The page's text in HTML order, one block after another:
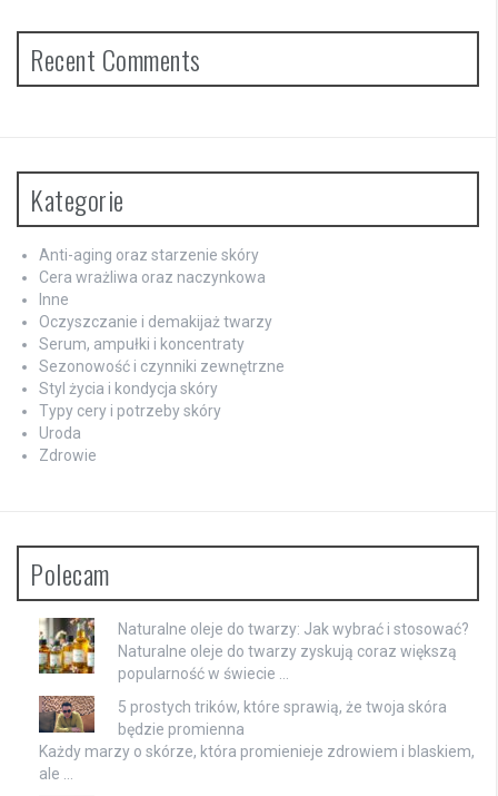
Recent Comments
Kategorie
Anti-aging oraz starzenie skóry
Cera wrażliwa oraz naczynkowa
Inne
Oczyszczanie i demakijaż twarzy
Serum, ampułki i koncentraty
Sezonowość i czynniki zewnętrzne
Styl życia i kondycja skóry
Typy cery i potrzeby skóry
Uroda
Zdrowie
Polecam
Naturalne oleje do twarzy: Jak wybrać i stosować?
Naturalne oleje do twarzy zyskują coraz większą
popularność w świecie …
5 prostych trików, które sprawią, że twoja skóra
będzie promienna
Każdy marzy o skórze, która promienieje zdrowiem i blaskiem,
ale …